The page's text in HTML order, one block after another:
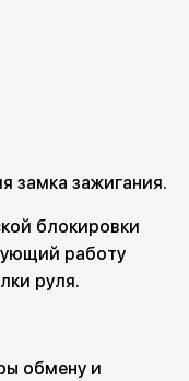
замка зажигания.
блокировки
работу
руля.
обмену и